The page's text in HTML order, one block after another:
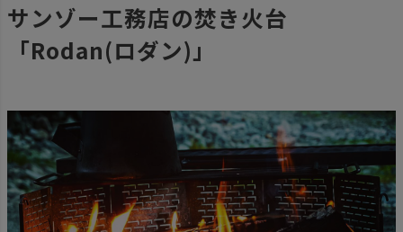
サンゾー工務店の焚き火台
「Rodan(ロダン)」